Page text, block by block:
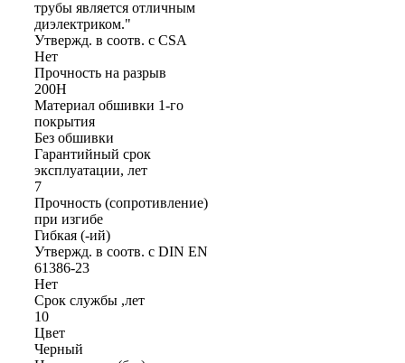
трубы является отличным
диэлектриком."
Утвержд. в соотв. с CSA
Нет
Прочность на разрыв
200Н
Материал обшивки 1-го
покрытия
Без обшивки
Гарантийный срок
эксплуатации, лет
7
Прочность (сопротивление)
при изгибе
Гибкая (-ий)
Утвержд. в соотв. с DIN EN
61386-23
Нет
Срок службы ,лет
10
Цвет
Черный